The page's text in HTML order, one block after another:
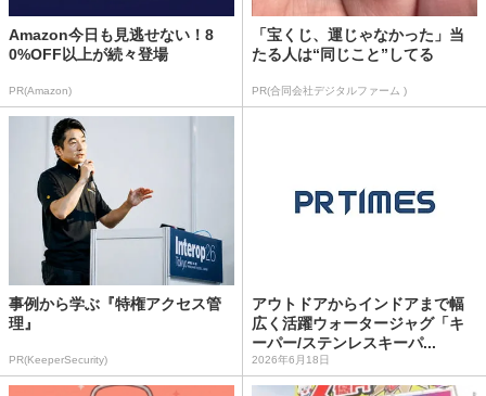
Amazon今日も見逃せない！8
0%OFF以上が続々登場
PR(Amazon)
「宝くじ、運じゃなかった」当
たる人は“同じこと”してる
PR(合同会社デジタルファーム )
事例から学ぶ『特権アクセス管
理』
PR(KeeperSecurity)
アウトドアからインドアまで幅
広く活躍ウォータージャグ「キ
ーパー/ステンレスキーパ...
2026年6月18日